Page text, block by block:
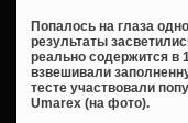
Попалось на глаза
результаты
реально содержится в
взвешивали
тесте участвовали
Umarex (на фото).